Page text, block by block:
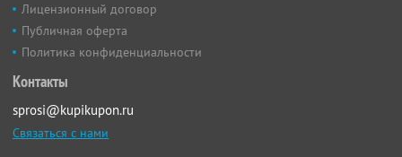
Лицензионный договор
Публичная оферта
Политика конфиденциальности
Контакты
sprosi@kupikupon.ru
Связаться с нами